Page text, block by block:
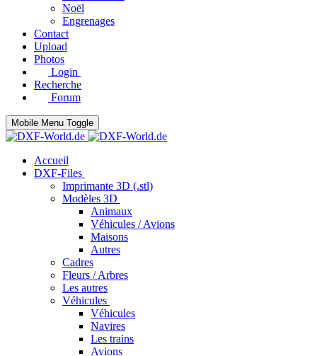
Noël
Engrenages
Contact
Upload
Photos
Login
Recherche
Forum
Mobile Menu Toggle
Accueil
DXF-Files
Imprimante 3D (.stl)
Modèles 3D
Animaux
Véhicules / Avions
Maisons
Autres
Cadres
Fleurs / Arbres
Les autres
Véhicules
Véhicules
Navires
Les trains
Avions